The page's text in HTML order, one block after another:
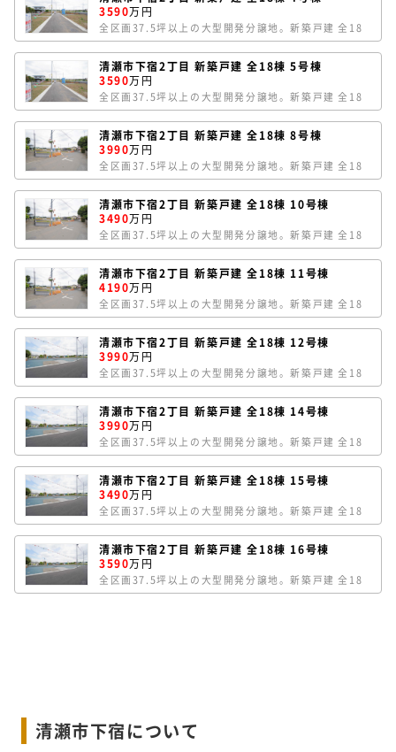
せると20.5帖の広々空間です。2F中央にホールスペー
スがあり居室を通らずに直接バルコニーにアクセスで
きます。玄関横に大型のクローゼットがあります。
3590万円
全区画37.5坪以上の大型開発分譲地。新築戸建 全18
棟。4号棟は、敷地約37.93坪。車種により車2台駐車
可能です。旗竿型の敷地ですが、南側が畑のためとて
も陽当たり良好。延床面積103.09㎡。2Fに4居室ある
ゆとりの4LDK。LDKは18.5帖あり、キッチンサイド
にパントリースペースがあります。
清瀬市下宿2丁目 新築戸建 全18棟 5号棟
3590万円
全区画37.5坪以上の大型開発分譲地。新築戸建 全18
棟。5号棟は、敷地約37.84坪。車種により車2台駐車
可能です。旗竿型の敷地ですが、南側が畑のためとて
も陽当たり良好。延床面積102.26㎡。2Fに4居室ある
ゆとりの4LDK。LDKは広々20.5帖。シューズインク
ローゼットがあり玄関周りをスッキリ整頓できます。
清瀬市下宿2丁目 新築戸建 全18棟 8号棟
3990万円
全区画37.5坪以上の大型開発分譲地。新築戸建 全18
棟。8号棟は、敷地約37.57坪の整形地。角地で開放感
のある区画です。車2台別々に駐車可能です。延床面
積91.08㎡の4LDK。LDKは17.0帖あり、和室と合わ
せると21.5帖の広々空間です。2Fホールから直接バル
コニーにアクセスできます。2室に大型のウォークイ
ンクローゼット、玄関にシューズインクローゼットを
完備。
清瀬市下宿2丁目 新築戸建 全18棟 10号棟
3490万円
全区画37.5坪以上の大型開発分譲地。新築戸建 全18
棟。10号棟は、敷地約38.18坪。車種により車2台駐
車可能です。延床面積101.43㎡。2Fの4居室ある
4LDK。1FのLDKは17.0帖あり、そのほか書斎や作業
室、収納としても利用できるサービスルームがありま
す。家族のつながりを感じられるリビングイン階段の
間取り。
清瀬市下宿2丁目 新築戸建 全18棟 11号棟
4190万円
全区画37.5坪以上の大型開発分譲地。新築戸建 全18
棟。11号棟は、敷地約37.57坪。車種により車2台駐
車可能です。延床面積104.33㎡。2Fの4居室ある
5LDKの間取り。LDKは16.75帖あり、和室も合わせる
と21.25帖の広々空間です。キッチン背面にパントリ
ースペース。シューズインクローゼットで玄関周りを
スッキリ整頓できます。
清瀬市下宿2丁目 新築戸建 全18棟 12号棟
3990万円
全区画37.5坪以上の大型開発分譲地。新築戸建 全18
棟。12号棟は、南西向き。南側が隣地通路のため陽当
たり良好。敷地約37.57坪。車種により車2台並列に駐
車可能です。延床面積102.68㎡。2Fの4居室ある
4LDK。家族のつながりを感じられるリビングイン階
段の間取り。LDKは17.0帖あり、キッチンサイドにパ
ントリースペース。洗面室横にサービスルームがあり
ます。
清瀬市下宿2丁目 新築戸建 全18棟 14号棟
3990万円
全区画37.5坪以上の大型開発分譲地。新築戸建 全18
棟。14号棟は、南西向き。南側が隣地通路のため陽当
たり良好。敷地約37.57坪。車種により車2台並列に駐
車可能です。延床面積102.47㎡。2Fの4居室ある
4LDKの間取り。LDKは17.0帖あり、キッチンサイド
にパントリースペース。シューズインクローゼットで
玄関周りをスッキリ整頓できます。
清瀬市下宿2丁目 新築戸建 全18棟 15号棟
3490万円
全区画37.5坪以上の大型開発分譲地。新築戸建 全18
棟。15号棟は、敷地約37.57坪。路地状部分に車2台
駐車可能です。延床面積103.92㎡。2Fの4居室、1Fに
和室のある5LDK。リビングスルータイプの間取り。
LDKは16.0帖あり、和室と合わせると20.5帖の広々空
間です。
清瀬市下宿2丁目 新築戸建 全18棟 16号棟
3590万円
全区画37.5坪以上の大型開発分譲地。新築戸建 全18
棟。16号棟は、敷地約37.58坪。路地状部分に車2台
清瀬市下宿について